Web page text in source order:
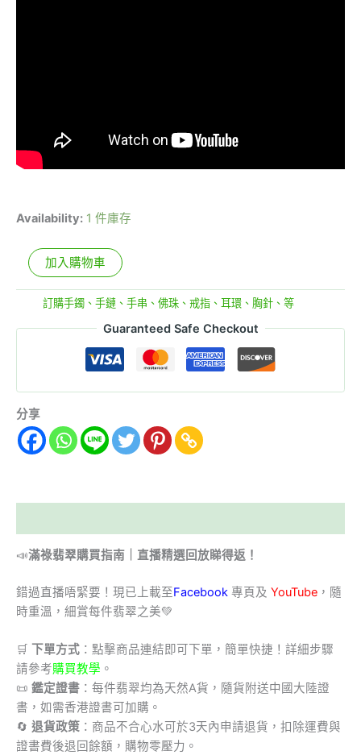
Availability: 1 件庫存
加入購物車
訂購手鐲、手鏈、手串、佛珠、戒指、耳環、胸針、等
Guaranteed Safe Checkout
分享
📣滿祿翡翠購買指南｜直播精選回放睇得返！
錯過直播唔緊要！現已上載至Facebook 專頁及 YouTube ，隨
時重溫，細賞每件翡翠之美💚
🛒 下單方式 ：點擊商品連結即可下單，簡單快捷！詳細步驟
請參考購買教學 。
📜 鑑定證書 ：每件翡翠均為天然A貨，隨貨附送中國大陸證
書，如需香港證書可加購。
🔄 退貨政策 ：商品不合心水可於3天內申請退貨，扣除運費與
證書費後退回餘額，購物零壓力。